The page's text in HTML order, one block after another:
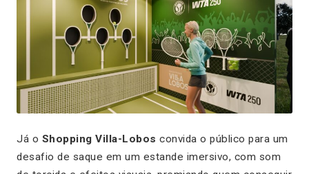
Já o Shopping Villa-Lobos convida o público para um
desafio de saque em um estande imersivo, com som